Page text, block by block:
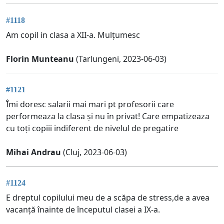
#1118
Am copil in clasa a XII-a. Mulțumesc
Florin Munteanu (Tarlungeni, 2023-06-03)
#1121
Îmi doresc salarii mai mari pt profesorii care
performeaza la clasa și nu în privat! Care empatizeaza
cu toți copiii indiferent de nivelul de pregatire
Mihai Andrau (Cluj, 2023-06-03)
#1124
E dreptul copilului meu de a scăpa de stress,de a avea
vacanță înainte de începutul clasei a IX-a.